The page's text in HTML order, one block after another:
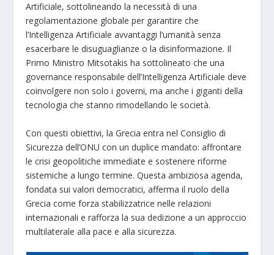
Artificiale, sottolineando la necessità di una
regolamentazione globale per garantire che
l’Intelligenza Artificiale avvantaggi l’umanità senza
esacerbare le disuguaglianze o la disinformazione. Il
Primo Ministro Mitsotakis ha sottolineato che una
governance responsabile dell’Intelligenza Artificiale deve
coinvolgere non solo i governi, ma anche i giganti della
tecnologia che stanno rimodellando le società.
Con questi obiettivi, la Grecia entra nel Consiglio di
Sicurezza dell’ONU con un duplice mandato: affrontare
le crisi geopolitiche immediate e sostenere riforme
sistemiche a lungo termine. Questa ambiziosa agenda,
fondata sui valori democratici, afferma il ruolo della
Grecia come forza stabilizzatrice nelle relazioni
internazionali e rafforza la sua dedizione a un approccio
multilaterale alla pace e alla sicurezza.